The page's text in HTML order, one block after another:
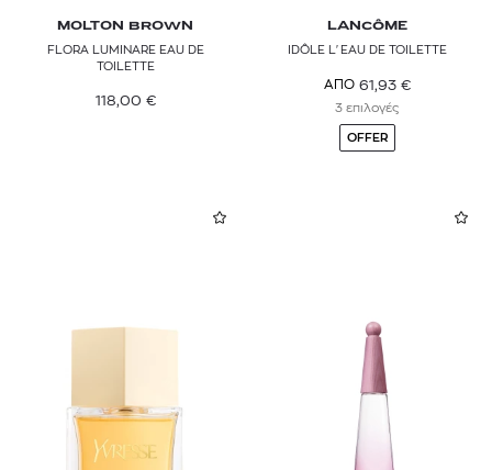
MOLTON BROWN
FLORA LUMINARE EAU DE
TOILETTE
118,00 €
LANCÔME
IDÔLE L'EAU DE TOILETTE
ΑΠΟ 61,93 €
3 επιλογές
OFFER